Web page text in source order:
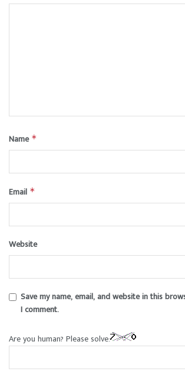
Name *
Email *
Website
Save my name, email, and website in this
I comment.
Are you human? Please solve: